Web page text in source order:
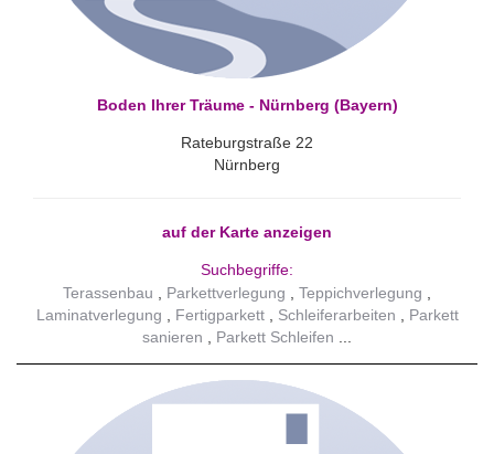
Boden Ihrer Träume - Nürnberg (Bayern)
Rateburgstraße 22
Nürnberg
auf der Karte anzeigen
Suchbegriffe:
Terassenbau
Parkettverlegung
Teppichverlegung
Laminatverlegung
Fertigparkett Schleiferarbeiten
Parkett
sanieren
Parkett Schleifen